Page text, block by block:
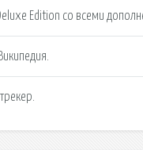
Edition со всеми